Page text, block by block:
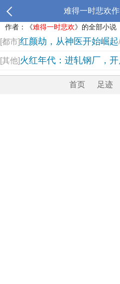
难得一时悲欢
作者：《难得一时悲欢》的全部小说
[都市]红颜劫，从神医开始崛起/
[其他] 火红年代：进轧钢厂，
首页 足迹